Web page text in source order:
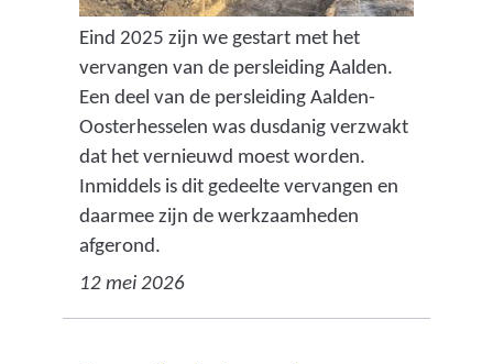
Eind 2025 zijn we gestart met het
vervangen van de persleiding Aalden.
Een deel van de persleiding Aalden-
Oosterhesselen was dusdanig verzwakt
dat het vernieuwd moest worden.
Inmiddels is dit gedeelte vervangen en
daarmee zijn de werkzaamheden
afgerond.
12 mei 2026